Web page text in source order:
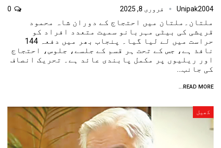
Unipak2004 فروری 8, 2025
ملتان۔ملتان میں احتجاج کے دوران شاہ محمود
قریشی کی بیٹی مہربانو سمیت متعدد افراد کو
حراست میں لے لیا گیا۔ پنجاب بھر میں دفعہ 144
نافذ ہے، جس کے تحت ہر قسم کے جلسے، جلوس، احتجاج
اور ریلیوں پر مکمل پابندی عائد ہے۔ تحریک انصاف
کی جانب…
READ MORE...
کھیل